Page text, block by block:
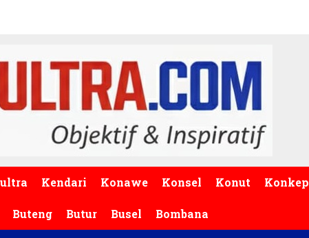
Kendari Konawe Konsel Konut Konkep
Buteng Butur Busel Bombana